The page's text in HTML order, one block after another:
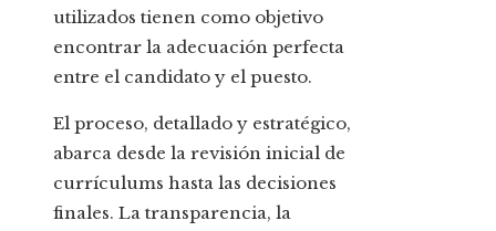
utilizados tienen como objetivo
encontrar la adecuación perfecta
entre el candidato y el puesto.
El proceso, detallado y estratégico,
abarca desde la revisión inicial de
currículums hasta las decisiones
finales. La transparencia, la